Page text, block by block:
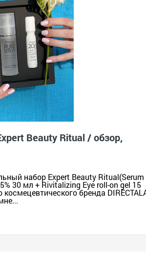
Beauty Ritual / обзор,
набор Expert Beauty Ritual(Serum
30 мл + Rivitalizing Eye roll-on gel 15
космецевтического бренда